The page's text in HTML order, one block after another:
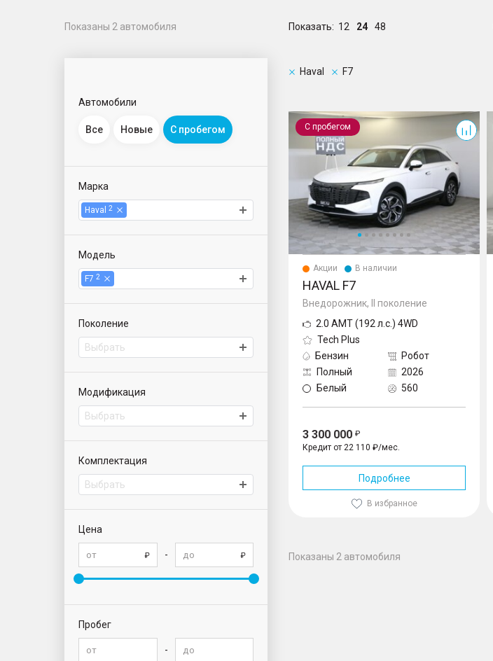
Показаны 2 автомобиля
Автомобили
Все Новые С пробегом
Марка
Haval 2
Модель
F7 2
Поколение
Выбрать
Модификация
Выбрать
Комплектация
Выбрать
Цена
-
Пробег
-
Показать: 12 24 48
Haval F7
С пробегом
F7
Акции В наличии
HAVAL F7
Внедорожник, II поколение
2.0 AMT (192 л.с.) 4WD
Tech Plus
Бензин
Робот
Полный
2026
Белый
560
3 300 000
Кредит от 22 110 ₽/мес.
Подробнее
В избранное
Показаны 2 автомобиля